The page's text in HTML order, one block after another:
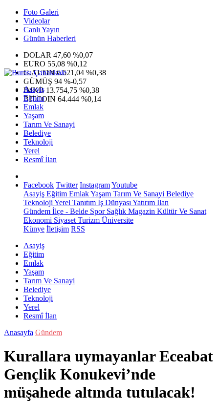
Foto Galeri
Videolar
Canlı Yayın
Günün Haberleri
DOLAR 47,60 %0,07
EURO 55,08 %0,12
G.ALTIN6.521,04 %0,38
GÜMÜŞ 94 %-0,57
IMKB 13.754,75 %0,38
BITCOIN 64.444 %0,14
Asayiş
Eğitim
Emlak
Yaşam
Tarım Ve Sanayi
Belediye
Teknoloji
Yerel
Resmî İlan
Facebook Twitter InstagramYoutube
Asayiş Eğitim EmlakYaşam Tarım Ve Sanayi Belediye
Teknoloji Yerel Tanıtım İş Dünyası Yatırım İlan
Gündem İlçe - Belde SporSağlık Magazin Kültür Ve Sanat
Ekonomi Siyaset Turizm Üniversite
Künye İletişim RSS
Asayiş
Eğitim
Emlak
Yaşam
Tarım Ve Sanayi
Belediye
Teknoloji
Yerel
Resmî İlan
Anasayfa Gündem
Kurallara uymayanlar Eceabat
Gençlik Konukevi’nde
müşahede altında tutulacak!